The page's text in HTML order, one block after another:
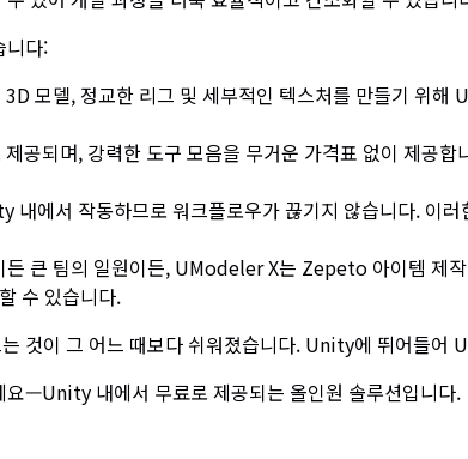
니다:
모델, 정교한 리그 및 세부적인 텍스처를 만들기 위
공되며, 강력한 도구 모음을 무거운 가격표 없이 제공
에서 작동하므로 워크플로우가 끊기지 않습니다. 이
든 큰 팀의 일원이든, UModeler X는 Zepeto 아이템 제
수 있습니다.
것이 그 어느 때보다 쉬워졌습니다. Unity에 뛰어들
—Unity 내에서 무료로 제공되는 올인원 솔루션입니다.